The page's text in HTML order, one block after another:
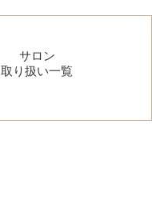
サロン
取り扱い一覧